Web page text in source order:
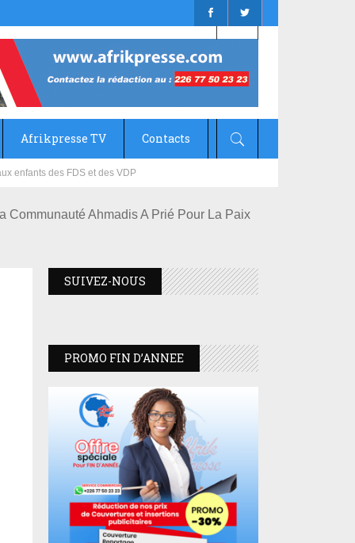
Afrikpresse TV Contacts
Communauté Ahmadis A Prié Pour La Paix
SUIVEZ-NOUS
PROMO FIN D’ANNEE